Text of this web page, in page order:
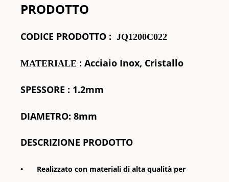
PRODOTTO
CODICE PRODOTTO : JQ1200C022
MATERIALE : Acciaio Inox, Cristallo
SPESSORE : 1.2mm
DIAMETRO: 8mm
DESCRIZIONE PRODOTTO
•
Realizzato con materiali di alta qualità per